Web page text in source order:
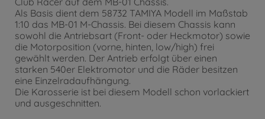
Als Basis dient dem 58732 TAMIYA Modell im Maßstab
1:10 das MB-01 M-Chassis. Bei diesem Chassis kann
sowohl die Antriebsart (Front- oder Heckmotor) sowie
die Motorposition (vorne, hinten, low/high) frei
gewählt werden. Der Antrieb erfolgt über einen
starken 540er Elektromotor und die Räder besitzen
eine Einzelradaufhängung.
Die Karosserie ist bei diesem Modell schon vorlackiert
und ausgeschnitten.